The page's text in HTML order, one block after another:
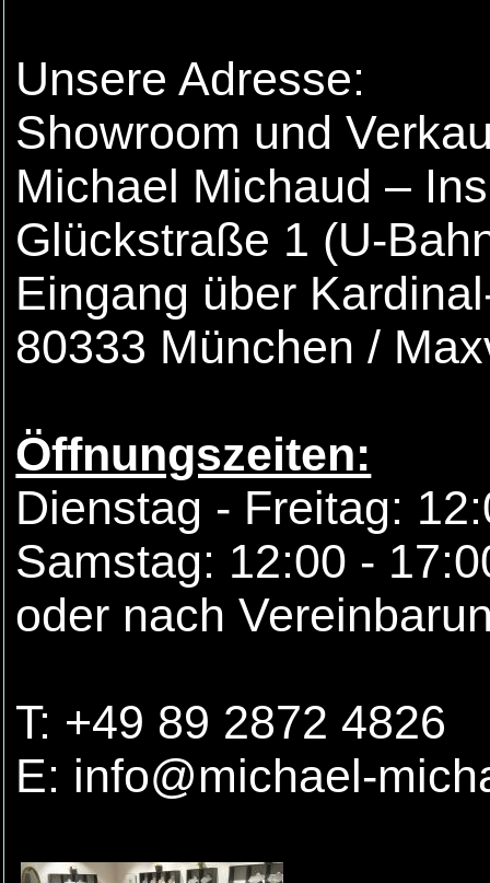
Unsere Adresse:
Showroom und
Michael Michaud –
Glückstraße 1 (U-
Eingang über
80333 München /
Öffnungszeiten:
Dienstag - Freitag:
Samstag: 12:00 -
oder nach
T: +49 89 2872 4826
E: info@michael-